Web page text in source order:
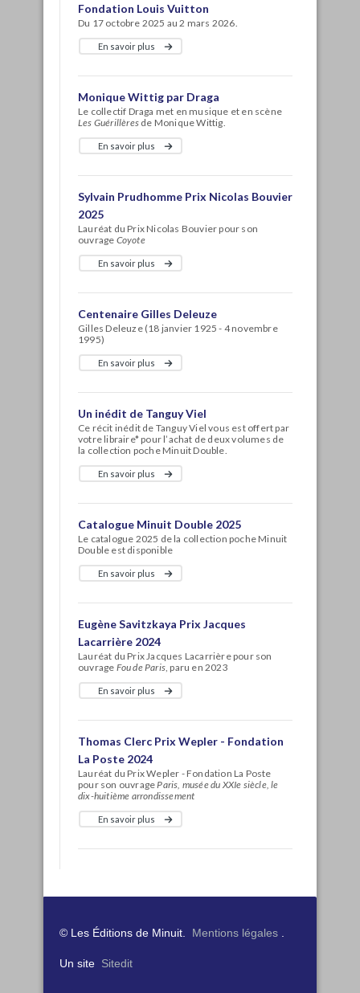
Fondation Louis Vuitton
Du 17 octobre 2025 au 2 mars 2026.
En savoir plus
Monique Wittig par Draga
Le collectif Draga met en musique et en scène
Les Guérillères de Monique Wittig.
En savoir plus
Sylvain Prudhomme Prix Nicolas Bouvier
2025
Lauréat du Prix Nicolas Bouvier pour son
ouvrage Coyote
En savoir plus
Centenaire Gilles Deleuze
Gilles Deleuze (18 janvier 1925 - 4 novembre
1995)
En savoir plus
Un inédit de Tanguy Viel
Ce récit inédit de Tanguy Viel vous est offert par
votre libraire* pour l’achat de deux volumes de
la collection poche Minuit Double.
En savoir plus
Catalogue Minuit Double 2025
Le catalogue 2025 de la collection poche Minuit
Double est disponible
En savoir plus
Eugène Savitzkaya Prix Jacques
Lacarrière 2024
Lauréat du Prix Jacques Lacarrière pour son
ouvrage Fou de Paris , paru en 2023
En savoir plus
Thomas Clerc Prix Wepler - Fondation
La Poste 2024
Lauréat du Prix Wepler - Fondation La Poste
pour son ouvrage Paris, musée du XXIe siècle, le
dix-huitième arrondissement
En savoir plus
© Les Éditions de Minuit. Mentions légales
Un site Sitedit